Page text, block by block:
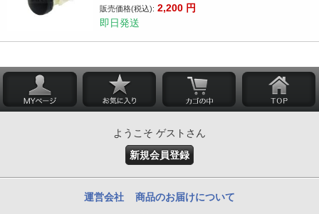
販売価格(税込): 2,200 円
即日発送
ようこそ ゲストさん
新規会員登録
運営会社 商品のお届けについて